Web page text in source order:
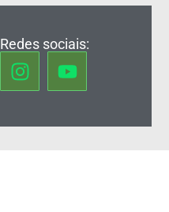
Redes sociais: